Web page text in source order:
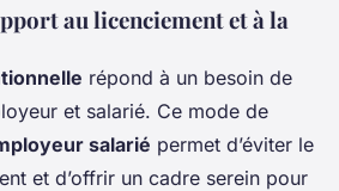
au licenciement et à la
répond à un besoin de
et salarié. Ce mode de
salarié permet d’éviter le
et d’offrir un cadre serein pour